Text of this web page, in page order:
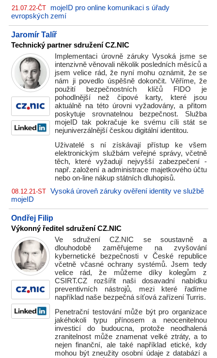
21.07.22-ČT
mojeID pro online komunikaci s úřady
evropských zemí
Jaromír Talíř
Technický partner sdružení CZ.NIC
Implementaci úrovně záruky Vysoká jsme se
intenzivně věnovali několik posledních měsíců a
jsem velice rád, že nyní mohu oznámit, že se
nám ji povedlo úspěšně dokončit. Věříme, že
použití bezpečnostních klíčů FIDO je
pohodlnější než čipové karty, které jsou
aktuálně na této úrovni vyžadovány, a přitom
poskytuje srovnatelnou bezpečnost. Služba
mojeID tak pokračuje ke svému cíli stát se
nejuniverzálnější českou digitální identitou.
Uživatelé s ní získávají přístup ke všem
elektronickým službám veřejné správy, včetně
těch, které vyžadují nejvyšší zabezpečení -
např. založení a administrace majetkového účtu
nebo on-line nákup státních dluhopisů.
08.12.21-ST Vysoká úroveň záruky ověření identity ve službě
mojeID
Ondřej Filip
Výkonný ředitel sdružení CZ.NIC
Ve sdružení CZ.NIC se soustavně a
dlouhodobě zaměřujeme na zvyšování
kybernetické bezpečnosti v České republice
včetně včasné ochrany systémů. Jsem tedy
velice rád, že můžeme díky kolegům z
CSIRT.CZ rozšířit naši dosavadní nabídku
preventivních nástrojů, mezi které řadíme
například naše bezpečná síťová zařízení Turris.
Penetrační testování může být pro organizace
jakéhokoli typu přínosem a neocenitelnou
investicí do budoucna, protože neodhalená
zranitelnost může znamenat velké ztráty, a to
nejen finanční, ale také například etické, kdy
mohou být zneužity osobní údaje z databází a